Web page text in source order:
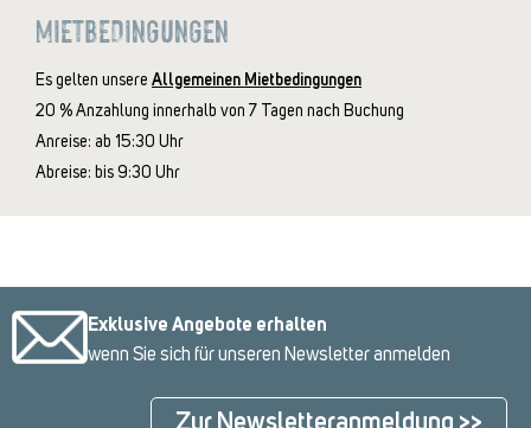
MIETBEDINGUNGEN
Es gelten unsere Allgemeinen Mietbedingungen
20 % Anzahlung innerhalb von 7 Tagen nach Buchung
Anreise: ab 15:30 Uhr
Abreise: bis 9:30 Uhr
Exklusive Angebote erhalten
wenn Sie sich für unseren Newsletter anmelden